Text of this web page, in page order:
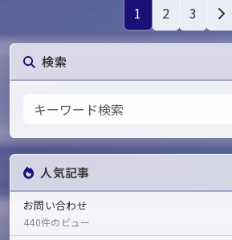
1 2 3
検索
人気記事
お問い合わせ
440件のビュー